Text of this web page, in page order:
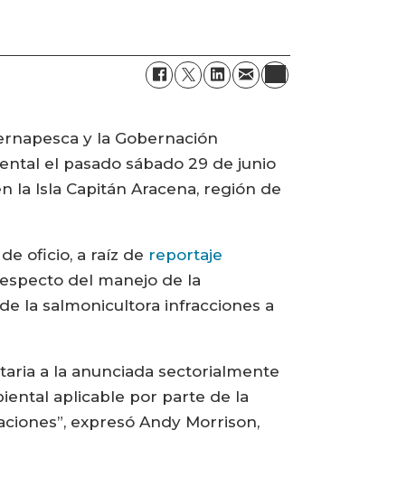
y la Gobernación
el pasado sábado 29 de junio
la Isla Capitán Aracena, región de
oficio, a raíz de reportaje
del manejo de la
la salmonicultora infracciones a
a la anunciada sectorialmente
aplicable por parte de la
expresó Andy Morrison,